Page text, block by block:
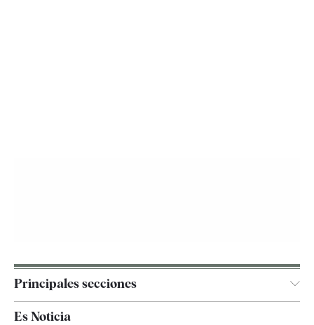
Principales secciones
España
Es Noticia